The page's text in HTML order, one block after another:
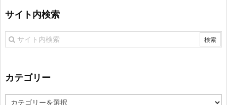
サイト内検索
カテゴリー